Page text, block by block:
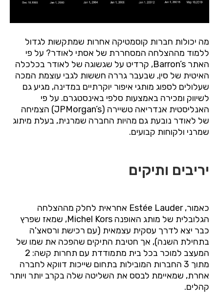
מה יכולות חברות קוסמטיקה אחרות שמתקשות לגדול
ללמוד מההצלחה המסחררת של אסתי לאודר? על פי
האתר Barron’s, קרדיט על שגשוגה של לאודר בכלכלה
האיטית של סין, שבעבר גררה חששות לגבי עוצמת המכה
שעלולים לספוג מותגי איפור יוקרתיים במדינה, מגיע גם
לשיווק ומכירה באמצעות סלפי באינסטגרם. על פי
האנליסטית אנדריאה טשיירה (JPMorgan’s) הצמיחה
של לאודר נובעת גם מהיות החברה שמרנית, בעלת מיתוג
שמרני ולקוחות קבועים.
יריבים ותיקים
כאמור, Estée Lauder אחראית לחלק מההצלחה
הגלובלית של מותג האופנה Michel Kors, שמאז שפרץ
כבר יצא לדרך עסקית עצמאית (עם רכישת ורסאצ'ה
בתחילת השנה), אך חטיבת התיקים שהפכה את שמו של
המעצב למוכר בכל בית מתמודדת עם תחרות קשה: 2
מתוך 3 החברות המובילות בתחום שייכות דווקא לחברה
אחרת, שמאיימת לבסס את השליטה שלה בקרב יותר ויותר
קהלים.